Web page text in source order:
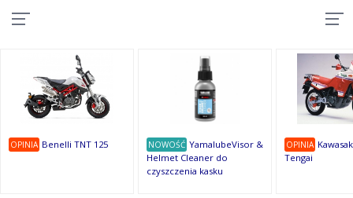
OPINIA Benelli TNT 125 NOWOŚĆ YamalubeVisor &
Helmet Cleaner do
czyszczenia kasku
OPINIA
Tengai